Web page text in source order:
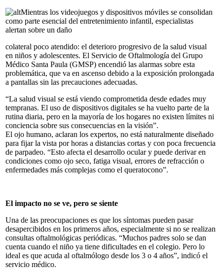
Mientras los videojuegos y dispositivos móviles se consolidan
como parte esencial del entretenimiento infantil, especialistas
alertan sobre un daño
colateral poco atendido: el deterioro progresivo de la salud visual
en niños y adolescentes. El Servicio de Oftalmología del Grupo
Médico Santa Paula (GMSP) encendió las alarmas sobre esta
problemática, que va en ascenso debido a la exposición prolongada
a pantallas sin las precauciones adecuadas.
“La salud visual se está viendo comprometida desde edades muy
tempranas. El uso de dispositivos digitales se ha vuelto parte de la
rutina diaria, pero en la mayoría de los hogares no existen límites ni
conciencia sobre sus consecuencias en la visión”.
El ojo humano, aclaran los expertos, no está naturalmente diseñado
para fijar la vista por horas a distancias cortas y con poca frecuencia
de parpadeo. “Esto afecta el desarrollo ocular y puede derivar en
condiciones como ojo seco, fatiga visual, errores de refracción o
enfermedades más complejas como el queratocono”.
El impacto no se ve, pero se siente
Una de las preocupaciones es que los síntomas pueden pasar
desapercibidos en los primeros años, especialmente si no se realizan
consultas oftalmológicas periódicas. “Muchos padres solo se dan
cuenta cuando el niño ya tiene dificultades en el colegio. Pero lo
ideal es que acuda al oftalmólogo desde los 3 o 4 años”, indicó el
servicio médico.